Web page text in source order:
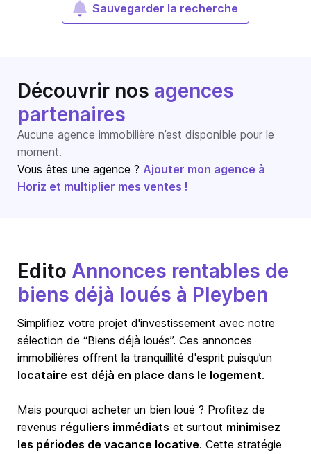
Sauvegarder la recherche
Découvrir nos agences
partenaires
Aucune agence immobilière n’est disponible pour le
moment.
Vous êtes une agence ? Ajouter mon agence à
Horiz et multiplier mes ventes !
Edito Annonces rentables de
biens déjà loués à Pleyben
Simplifiez votre projet d'investissement avec notre
sélection de “Biens déjà loués”. Ces annonces
immobilières offrent la tranquillité d'esprit puisqu’un
locataire est déjà en place dans le logement.
Mais pourquoi acheter un bien loué ? Profitez de
revenus réguliers immédiats et surtout minimisez
les périodes de vacance locative. Cette stratégie